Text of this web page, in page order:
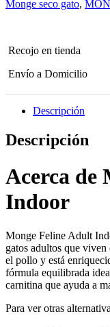
Monge seco gato,
Recojo en tienda
Envío a Domicilio
Descripción
Descripción
Acerca de
Indoor
Monge Feline Adult
gatos adultos que
el pollo y está
fórmula equilibrada
carnitina que ayuda a
Para ver otras